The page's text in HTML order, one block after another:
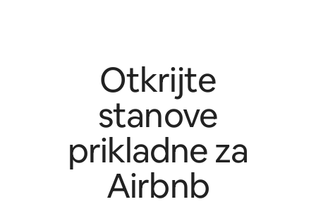
Otkrijte
stanove
prikladne za
Airbnb